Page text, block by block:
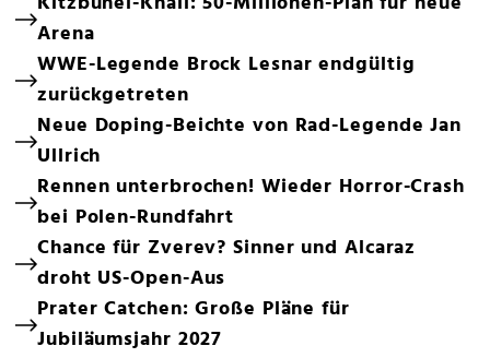
Arena
WWE-Legende Brock Lesnar endgültig
zurückgetreten
Neue Doping-Beichte von Rad-Legende Jan
Ullrich
Rennen unterbrochen! Wieder Horror-Crash
bei Polen-Rundfahrt
Chance für Zverev? Sinner und Alcaraz
droht US-Open-Aus
Prater Catchen: Große Pläne für
Jubiläumsjahr 2027